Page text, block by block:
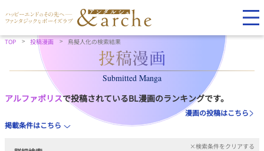
TOP 投稿漫画 鳥擬人化の検索結果
Submitted Manga
アルファポリスで投稿されているBL漫画のランキングです。
漫画の投稿はこちら
掲載条件はこちら
×検索条件をクリアする